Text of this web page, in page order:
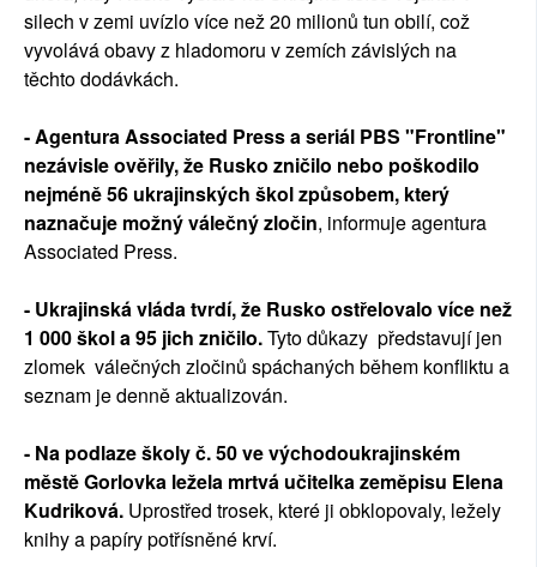
silech v zemi uvízlo více než 20 milionů tun obilí, což
vyvolává obavy z hladomoru v zemích závislých na
těchto dodávkách.
- Agentura Associated Press a seriál PBS "Frontline"
nezávisle ověřily, že Rusko zničilo nebo poškodilo
nejméně 56 ukrajinských škol způsobem, který
naznačuje možný válečný zločin, informuje agentura
Associated Press.
- Ukrajinská vláda tvrdí, že Rusko ostřelovalo více než
1 000 škol a 95 jich zničilo.Tyto důkazy představují jen
zlomek válečných zločinů spáchaných během konfliktu a
seznam je denně aktualizován.
- Na podlaze školy č. 50 ve východoukrajinském
městě Gorlovka ležela mrtvá učitelka zeměpisu Elena
Kudriková. Uprostřed trosek, které ji obklopovaly, ležely
knihy a papíry potřísněné krví.